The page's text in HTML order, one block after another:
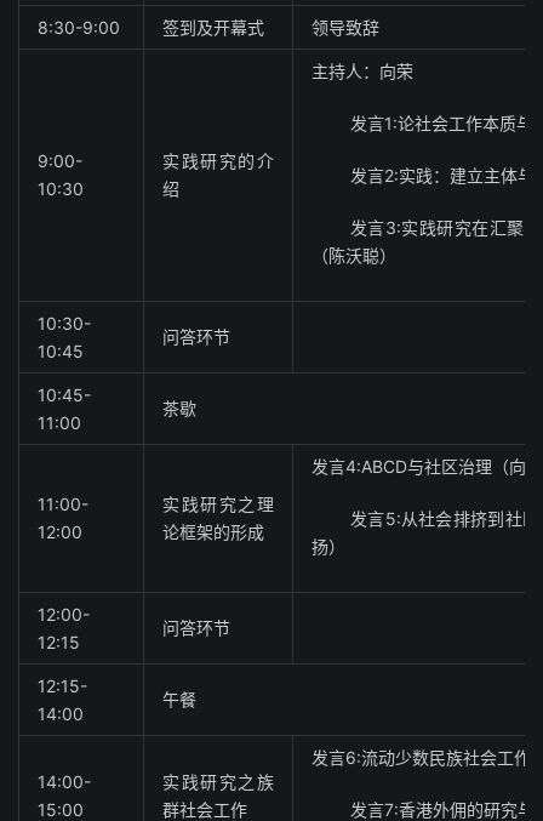
8:30-9:00 签到及开幕式 领导致辞
9:00-
10:30
实践研究的介
绍
主持人：向荣
发言1:论社会工作本质与
发言2:实践：建立主体与
发言3:实践研究在汇聚
（陈沃聪）
10:30-
10:45
问答环节
10:45-
11:00
茶歇
11:00-
12:00
实践研究之理
论框架的形成
发言4:ABCD与社区治理（向
发言5:从社会排挤到社
扬）
12:00-
12:15
问答环节
12:15-
14:00
午餐
14:00-
15:00
实践研究之族
群社会工作
发言6:流动少数民族社会工作
发言7:香港外佣的研究与